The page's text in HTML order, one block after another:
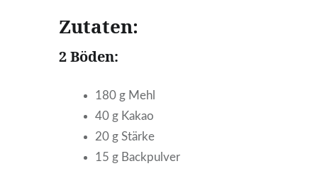
Zutaten:
2 Böden:
180 g Mehl
40 g Kakao
20 g Stärke
15 g Backpulver